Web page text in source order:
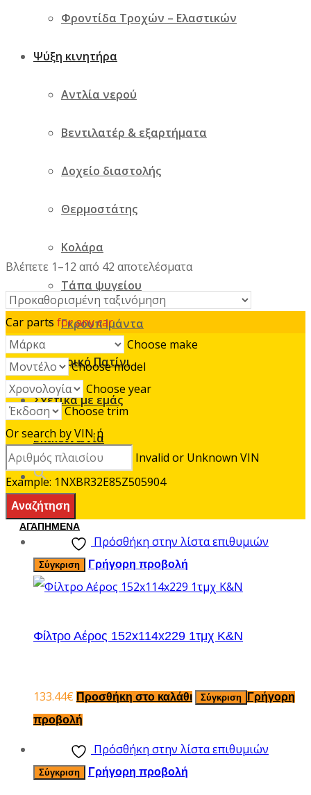
Φροντίδα Τροχών – Ελαστικών
Ψύξη κινητήρα
Αντλία νερού
Βεντιλατέρ & εξαρτήματα
Δοχείο διαστολής
Θερμοστάτης
Κολάρα
Τάπα ψυγείου
Γκρουπ Ιμάντα
Ηλεκτρικό Πατίνι
Σχετικά με εμάς
Επικοινωνία
ΑΓΑΠΗΜΕΝΑ
Βλέπετε 1–12 από 42 αποτελέσματα
Car parts for any car
Choose make
Choose model
Choose year
Choose trim
Or search by VIN ή
Invalid or Unknown VIN
Example: 1NXBR32E85Z505904
Πρόσθήκη στην λίστα επιθυμιών
Σύγκριση Γρήγορη προβολή
Φίλτρο Αέρος 152x114x229 1τμχ K&N
133.44€ Προσθήκη στο καλάθι Σύγκριση
Γρήγορη
προβολή
Πρόσθήκη στην λίστα επιθυμιών
Σύγκριση Γρήγορη προβολή